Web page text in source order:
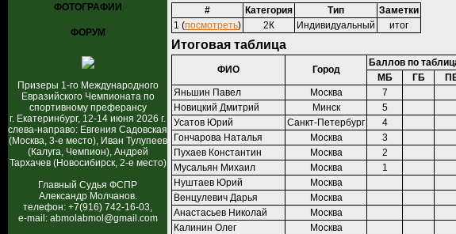
ФОТОГРАФИИ
ФОРУМ
Призеры 1-го Международного
Евразийского Чемпионата по
спортивному преферансу
г. Екатеринбург, 12-14 июня 2026 г.
слева-направо: Евгения Садовская
(Москва, 3-е место), Иван Тулупеев
(Калуга, Чемпион), Андрей
Тархачев (Новосибирск, 2-е место)
Главный Судья ФСПР
Александр Молчанов.
телефон: +7(916) 742-16-03,
e-mail: abmolabmol@gmail.com
# Категория Тип
Заметки
1 (посмотреть) 2К Индивидуальный итог
Итоговая таблица
ФИО Город
Баллов по
МБ
ГБ
Яньшин Павел
Москва 7
Новицкий Дмитрий
Минск 5
Усатов Юрий
Санкт-Петербург 4
Гончарова Наталья
Москва 3
Пухаев Константин
Москва 2
Мусальян Михаил
Москва 1
Нуштаев Юрий
Москва
Венцулевич Дарья
Москва
Анастасьев Николай
Москва
Калинин Олег
Москва